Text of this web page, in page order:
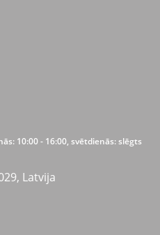
10:00 - 16:00, svētdienās: slēgts
Latvija